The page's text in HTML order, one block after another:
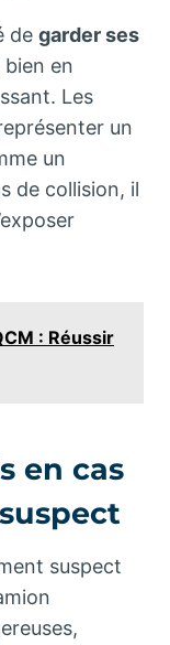
de garder ses
bien en
Les
un
un
de collision, il
: Réussir
en cas
suspect